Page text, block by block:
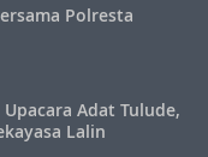
Polresta
Adat Tulude,
Lalin